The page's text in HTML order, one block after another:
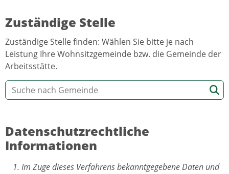
Zuständige Stelle
Zuständige Stelle finden: Wählen Sie bitte je nach
Leistung Ihre Wohnsitzgemeinde bzw. die Gemeinde der
Arbeitsstätte.
Datenschutzrechtliche
Informationen
Im Zuge dieses Verfahrens bekanntgegebene Daten und